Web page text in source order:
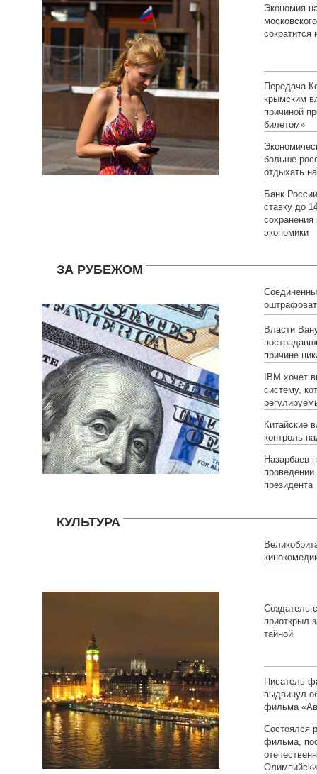
Экономия
сократится
Передача
крымским
причиной
билетом»
больше
отдыхать
Банк
ставку до
экономики
ЗА РУБЕЖОМ
млрд. за
валютном
Власти
причине
IBM хочет
систему,
Китайские
контроль
Назарбаев
президента
КУЛЬТУРА
Создатель
приоткрыл
тайной
Писатель-
выдвинул
фильма
Состоялся
фильма,